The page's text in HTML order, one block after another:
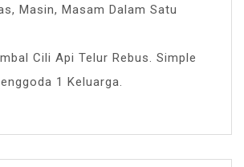
Masin, Masam Dalam Satu
Cili Api Telur Rebus. Simple
1 Keluarga.